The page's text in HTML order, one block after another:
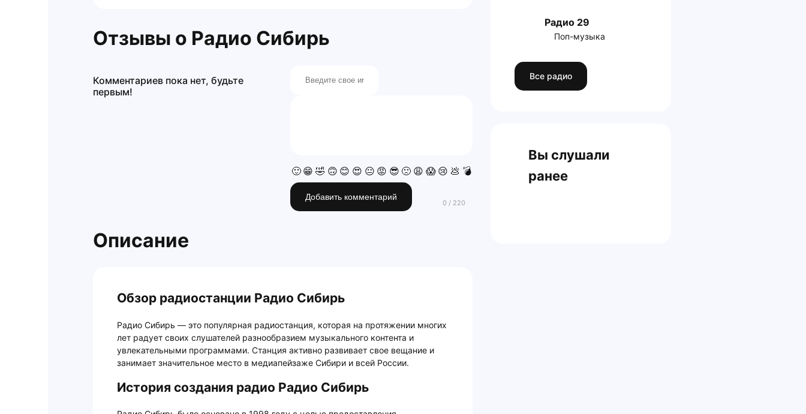
Отзывы о Радио Сибирь
🙂 😁 🤣 🙃 😊 😍 😐 😡 😎 🙁 😩 😱 😢 💩 💣
Добавить комментарий
Комментариев пока нет, будьте
первым!
Описание
Обзор радиостанции Радио Сибирь
Радио Сибирь — это популярная радиостанция, которая на протяжении многих
лет радует своих слушателей разнообразием музыкального контента и
увлекательными программами. Станция активно развивает свое вещание и
занимает значительное место в медиапейзаже Сибири и всей России.
История создания радио Радио Сибирь
Радио 29
Поп-музыка
Все радио
Вы слушали
ранее